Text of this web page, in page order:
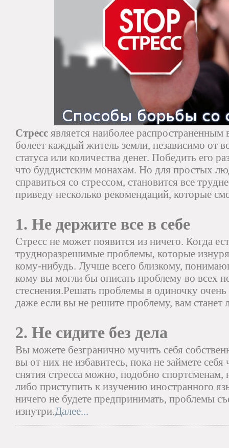
Стресс является наиболее
болеет каждый житель земли, независимо от
статуса или количества денег. Победить его
что буддистским монахам. Но для простых
справиться со стрессом, становится все
приведу несколько рекомендаций, которые
1. Не держите все в себе
Стресс не может появится из ничего. Когда
трудноразрешимые проблемы, которые
кому-нибудь. Лучше всего близкому,
кому вы могли бы описать проблему во всех
стеснения.Решать проблемы в одиночку
даже если вы не решите проблему, вам станет
2. Не сидите без дела
Вы можете безгранично мучить себя
вы от них не избавитесь, пока не займете
снятия стресса можно, подобно спортсменам,
либо приступить к изучению иностранного
ничего не будете предпринимать, проблемы
изнутри.Далее...